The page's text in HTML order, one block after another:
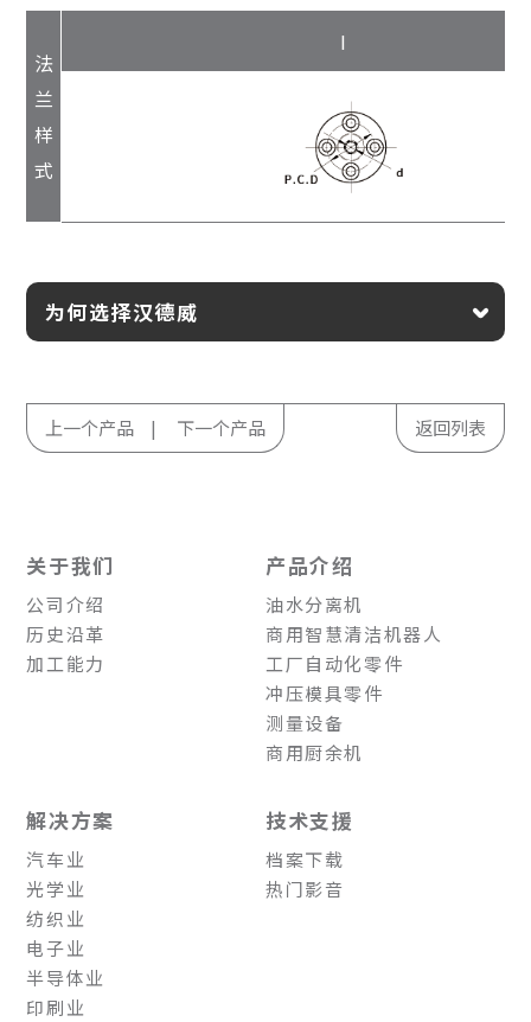
法
兰
样
式
I
为何选择汉德威
上一个产品 下一个产品 返回列表
关于我们
公司介绍
历史沿革
加工能力
产品介绍
油水分离机
商用智慧清洁机器人
工厂自动化零件
冲压模具零件
测量设备
商用厨余机
解决方案
汽车业
光学业
纺织业
电子业
半导体业
印刷业
技术支援
档案下载
热门影音